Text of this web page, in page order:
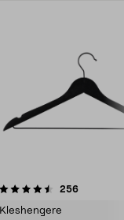
256
Kleshengere
4.5av 5 stjerner